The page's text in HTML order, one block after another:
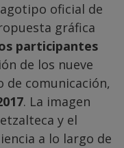
oficial de
gráfica
participantes
de los nueve
de comunicación,
. La imagen
y el
a lo largo de